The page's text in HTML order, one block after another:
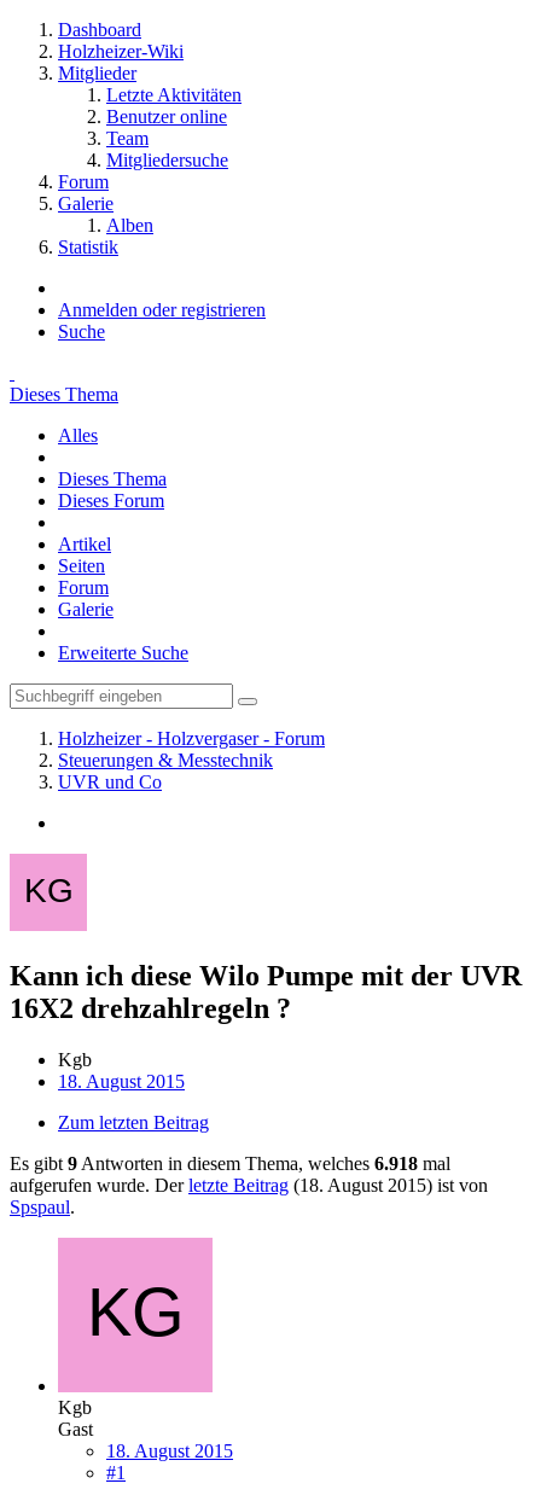
Dashboard
Holzheizer-Wiki
Mitglieder
Letzte Aktivitäten
Benutzer online
Team
Mitgliedersuche
Forum
Galerie
Alben
Statistik
Anmelden oder registrieren
Suche
Dieses Thema
Alles
Dieses Thema
Dieses Forum
Artikel
Seiten
Forum
Galerie
Erweiterte Suche
Holzheizer - Holzvergaser - Forum
Steuerungen & Messtechnik
UVR und Co
Kann ich diese Wilo Pumpe mit der UVR
16X2 drehzahlregeln ?
Kgb
18. August 2015
Zum letzten Beitrag
Es gibt 9 Antworten in diesem Thema, welches 6.918 mal
aufgerufen wurde. Derletzte Beitrag (18. August 2015) ist von
Spspaul.
Kgb
Gast
18. August 2015
#1